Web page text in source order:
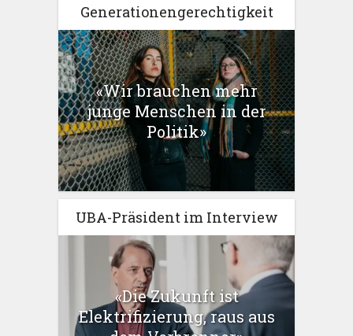
Generationengerechtigkeit
«Wir brauchen mehr
junge Menschen in der
Politik»
UBA-Präsident im Interview
«Die Zukunft ist
Elektrifizierung, raus aus